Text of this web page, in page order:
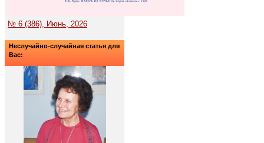
№ 6 (386), Июнь, 2026
Неслучайно-случайная статья для
Вас: